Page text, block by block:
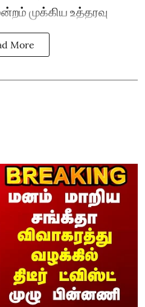
முக்கிய உத்தரவு
More